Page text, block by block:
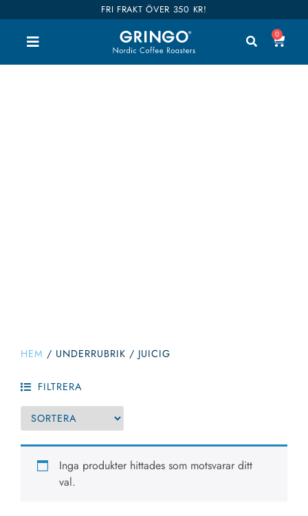
FRI FRAKT ÖVER 350 KR!
0
HEM / UNDERRUBRIK / JUICIG
FILTRERA
Inga produkter hittades som motsvarar ditt
val.